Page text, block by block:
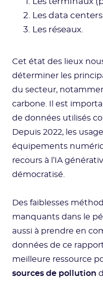
Les data centers
Les réseaux.
Cet état des lieux
déterminer les
du secteur,
carbone. Il est
de données utilisés
Depuis 2022, les
équipements
recours à l’IA
démocratisé.
Des faiblesses
manquants dans le
aussi à prendre en
données de ce
meilleure ressource
sources de pollution